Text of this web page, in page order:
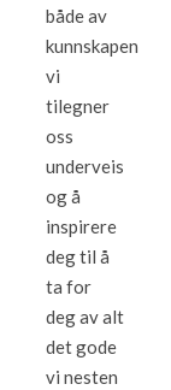
både av
kunnskapen
vi
tilegner
oss
underveis
og å
inspirere
deg til å
ta for
deg av alt
det gode
vi nesten